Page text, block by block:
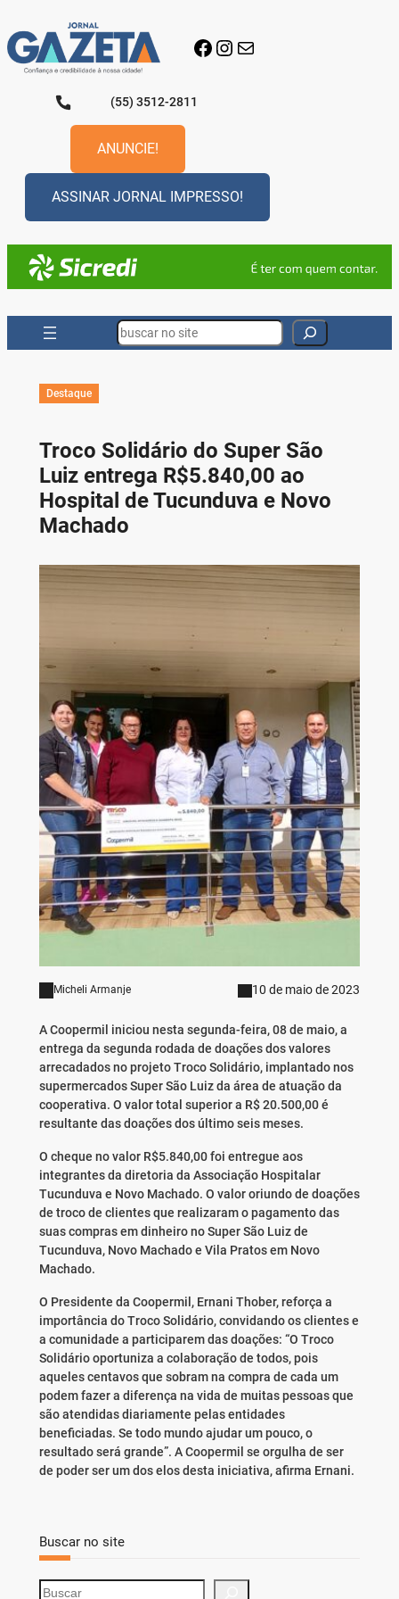
para
o
conteúdo
Facebook
Instagram
E-mail
(55) 3512-2811
ANUNCIE!
ASSINAR JORNAL IMPRESSO!
Search
Destaque
Troco Solidário do Super São
Luiz entrega R$5.840,00 ao
Hospital de Tucunduva e Novo
Machado
Micheli Armanje 10 de maio de 2023
A Coopermil iniciou nesta segunda-feira, 08 de maio, a
entrega da segunda rodada de doações dos valores
arrecadados no projeto Troco Solidário, implantado nos
supermercados Super São Luiz da área de atuação da
cooperativa. O valor total superior a R$ 20.500,00 é
resultante das doações dos último seis meses.
O cheque no valor R$5.840,00 foi entregue aos
integrantes da diretoria da Associação Hospitalar
Tucunduva e Novo Machado. O valor oriundo de doações
de troco de clientes que realizaram o pagamento das
suas compras em dinheiro no Super São Luiz de
Tucunduva, Novo Machado e Vila Pratos em Novo
Machado.
O Presidente da Coopermil, Ernani Thober, reforça a
importância do Troco Solidário, convidando os clientes e
a comunidade a participarem das doações: “O Troco
Solidário oportuniza a colaboração de todos, pois
aqueles centavos que sobram na compra de cada um
podem fazer a diferença na vida de muitas pessoas que
são atendidas diariamente pelas entidades
beneficiadas. Se todo mundo ajudar um pouco, o
resultado será grande”. A Coopermil se orgulha de ser
de poder ser um dos elos desta iniciativa, afirma Ernani.
Buscar no site
S